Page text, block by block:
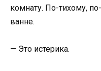
комнату. По-тихому,
ванне.
— Это истерика.